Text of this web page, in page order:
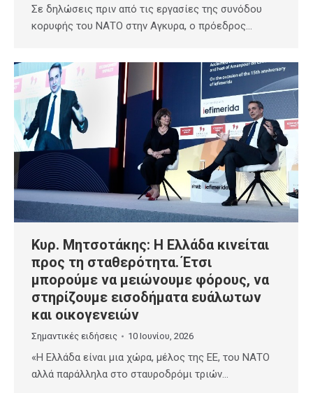
⁠Σε δηλώσεις πριν από τις εργασίες της συνόδου
κορυφής του ΝΑΤΟ στην Αγκυρα, ο πρόεδρος…
Κυρ. Μητσοτάκης: Η Ελλάδα κινείται
προς τη σταθερότητα. Έτσι
μπορούμε να μειώνουμε φόρους, να
στηρίζουμε εισοδήματα ευάλωτων
και οικογενειών
Σημαντικές ειδήσεις 10 Ιουνίου, 2026
«Η Ελλάδα είναι μια χώρα, μέλος της ΕΕ, του ΝΑΤΟ
αλλά παράλληλα στο σταυροδρόμι τριών…